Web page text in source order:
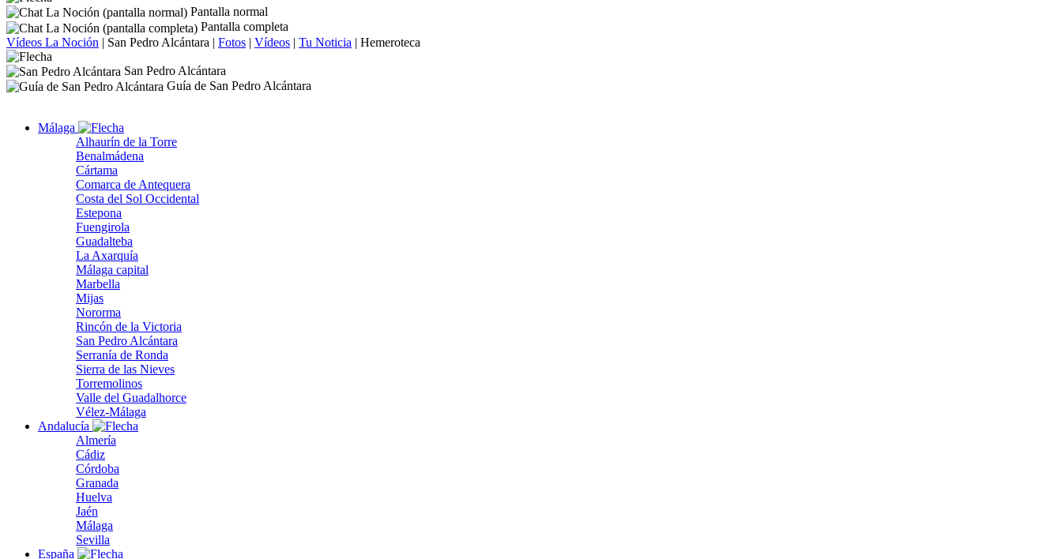
Pantalla normal
Pantalla completa
Vídeos La Noción | San Pedro Alcántara | Fotos | Vídeos | Tu Noticia | Hemeroteca
San Pedro Alcántara
Guía de San Pedro Alcántara
Málaga
Alhaurín de la Torre
Benalmádena
Cártama
Comarca de Antequera
Costa del Sol Occidental
Estepona
Fuengirola
Guadalteba
La Axarquía
Málaga capital
Marbella
Mijas
Nororma
Rincón de la Victoria
San Pedro Alcántara
Serranía de Ronda
Sierra de las Nieves
Torremolinos
Valle del Guadalhorce
Vélez-Málaga
Andalucía
Almería
Cádiz
Córdoba
Granada
Huelva
Jaén
Málaga
Sevilla
España